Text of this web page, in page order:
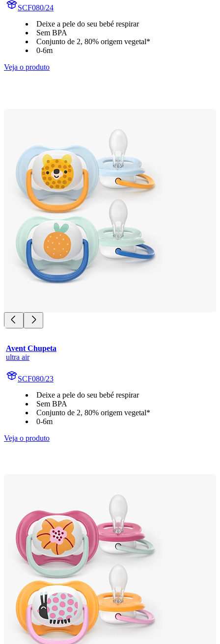
SCF080/24
Deixe a pele do seu bebé respirar
Sem BPA
Conjunto de 2, 80% origem vegetal*
0-6m
Veja o produto
Avent Chupeta
ultra air
SCF080/23
Deixe a pele do seu bebé respirar
Sem BPA
Conjunto de 2, 80% origem vegetal*
0-6m
Veja o produto